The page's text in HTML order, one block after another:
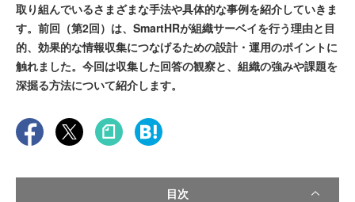
取り組んでいるさまざまな手法や具体的な事例を紹介していきま
す。前回（第2回）は、SmartHRが組織サーベイを行う理由と目
的、効果的な情報収集につなげるための設計・運用のポイントに
触れました。今回は収集した回答の観察と、組織の強みや課題を
深掘る方法について紹介します。
目次